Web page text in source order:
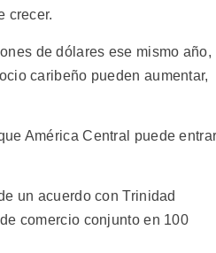
crecer.
de dólares ese mismo año,
caribeño pueden aumentar,
América Central puede
un acuerdo con Trinidad
comercio conjunto en 100